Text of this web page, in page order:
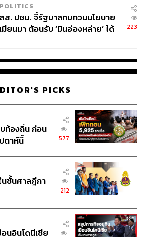
POLITICS
สส. ปชน. จี้รัฐบาลทบทวนนโยบาย
เมียนมา ต้อนรับ ‘มินอ่องหล่าย’ ได้
223
PICKS
ท้องถิ่น ก่อน
ดาห์นี้
577
นชั้นศาลฎีกา
212
นอินโดนีเซีย